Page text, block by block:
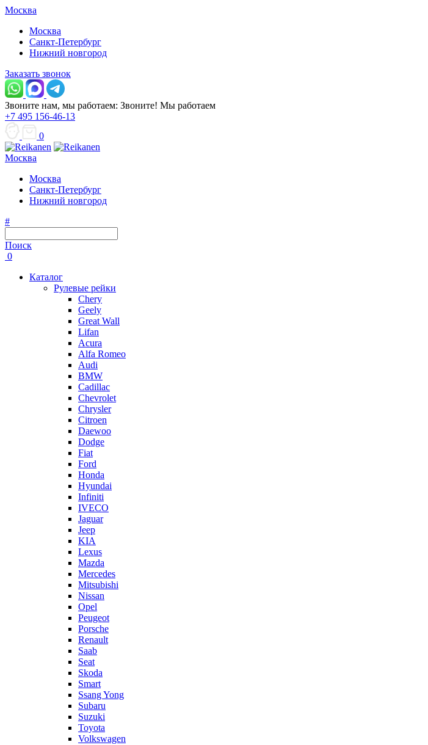
Москва
Москва
Санкт-Петербург
Нижний новгород
Заказать звонок
Звоните нам, мы работаем: Звоните! Мы работаем
+7 495 156-46-13
0
Москва
Москва
Санкт-Петербург
Нижний новгород
#
Поиск
0
Каталог
Рулевые рейки
Chery
Geely
Great Wall
Lifan
Acura
Alfa Romeo
Audi
BMW
Cadillac
Chevrolet
Chrysler
Citroen
Daewoo
Dodge
Fiat
Ford
Honda
Hyundai
Infiniti
IVECO
Jaguar
Jeep
KIA
Lexus
Mazda
Mercedes
Mitsubishi
Nissan
Opel
Peugeot
Porsche
Renault
Saab
Seat
Skoda
Smart
Ssang Yong
Subaru
Suzuki
Toyota
Volkswagen